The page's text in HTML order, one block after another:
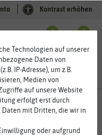
Kontrast erhöhen
0 0
Technologien auf unserer
Daten von
IP-Adresse), um z.B.
Medien von
auf unsere Website
erfolgt erst durch
Daten mit Dritten, die wir in
oder aufgrund